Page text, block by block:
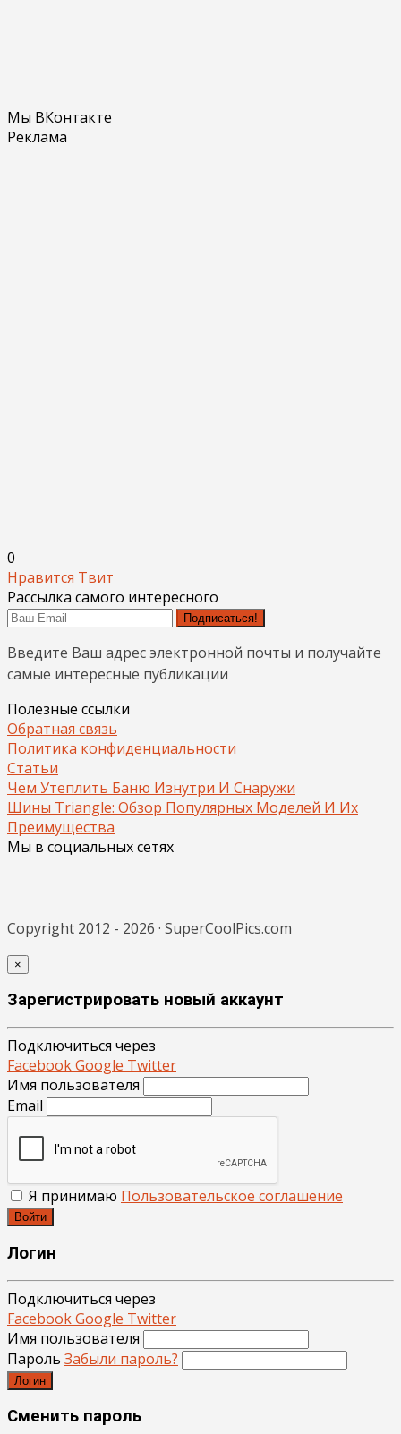
Мы ВКонтакте
Реклама
0
Нравится Твит
Рассылка самого интересного
Подписаться!
Введите Ваш адрес электронной почты и получайте
самые интересные публикации
Полезные ссылки
Обратная связь
Политика конфиденциальности
Статьи
Чем Утеплить Баню Изнутри И Снаружи
Шины Triangle: Обзор Популярных Моделей И Их
Преимущества
Мы в социальных сетях
Copyright 2012 - 2026 · SuperCoolPics.com
×
Зарегистрировать новый аккаунт
Подключиться через
FacebookGoogle Twitter
Имя пользователя
Email
Я принимаю Пользовательское соглашение
Войти
Логин
Подключиться через
FacebookGoogle Twitter
Имя пользователя
Пароль Забыли пароль?
Логин
Сменить пароль